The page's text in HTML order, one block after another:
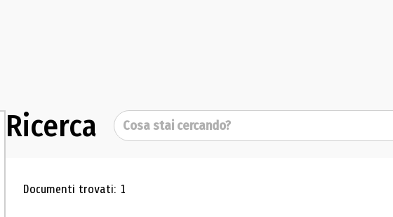
Ricerca Cerca
Risultati di ricerca
Documenti trovati: 1